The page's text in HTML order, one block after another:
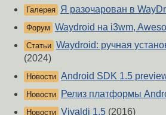
Галерея Я разочарован в
Форум Waydroid на i3wm,
Статьи Waydroid: ручная
(2024)
Новости Android SDK 1.5
Новости Релиз платформы
Новости Vivaldi 1.5 (2016)